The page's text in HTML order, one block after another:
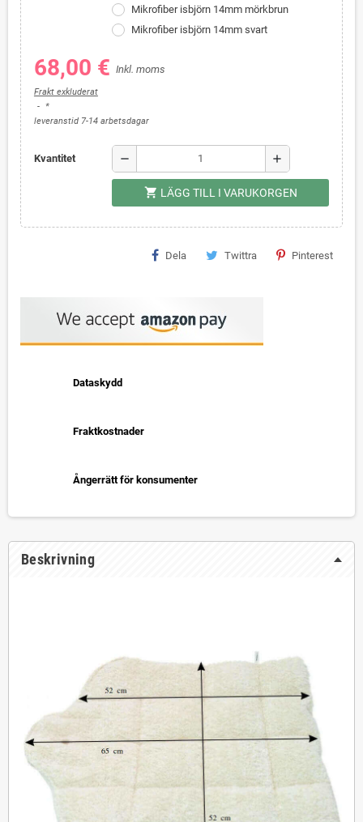
Mikrofiber isbjörn 14mm mörkbrun
Mikrofiber isbjörn 14mm svart
68,00 € Inkl. moms
Frakt exkluderat
*
leveranstid 7-14 arbetsdagar
Kvantitet remove add
shopping_cart LÄGG TILL I VARUKORGEN
Dela Twittra Pinterest
Dataskydd
Fraktkostnader
Ångerrätt för konsumenter
Beskrivning